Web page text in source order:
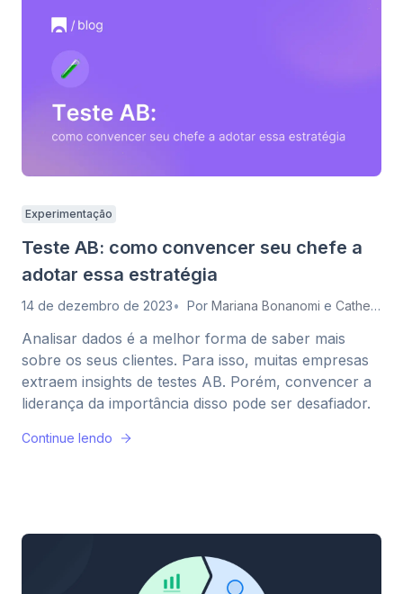
Experimentação
Teste AB: como convencer seu chefe a
adotar essa estratégia
14 de dezembro de 2023 Por Mariana Bonanomi e Catherine Meira
Analisar dados é a melhor forma de saber mais
sobre os seus clientes. Para isso, muitas empresas
extraem insights de testes AB. Porém, convencer a
liderança da importância disso pode ser desafiador.
Continue lendo